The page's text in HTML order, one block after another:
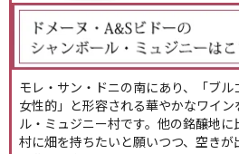
モレ・サン・ドニの南にあり、「ブル
女性的」と形容される華やかなワイ
ル・ミュジニー村です。他の銘醸地
村に畑を持ちたいと願いつつ、空き